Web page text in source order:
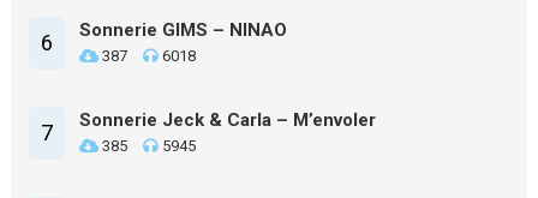
6 Sonnerie GIMS – NINAO
387 6018
7 Sonnerie Jeck & Carla – M’envoler
385 5945